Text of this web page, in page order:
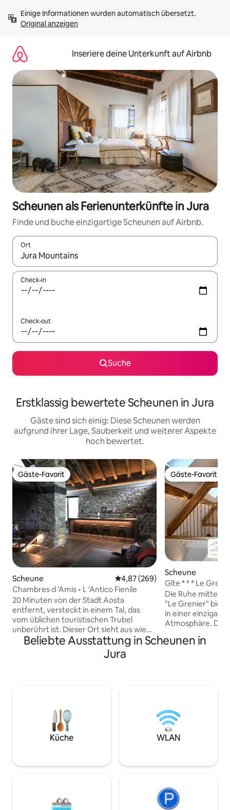
Inhalten
springenOriginal anzeigen
Inseriere deine Unterkunft auf Airbnb
Scheunen als Ferienunterkünfte in Jura
Finde und buche einzigartige Scheunen auf Airbnb.
Ort
Wenn Ergebnisse verfügbar sind, navigiere mit den
Check-in
Check-out
Suche
Erstklassig bewertete Scheunen in Jura
Gäste sind sich einig: Diese Scheunen werden
aufgrund ihrer Lage, Sauberkeit und weiterer Aspekte
hoch bewertet.
Gäste-Favorit
Gäste-Favorit
Scheune Durchschnittliche Bewertung:
4,87 (269)
Chambres d 'Amis • L 'Antico Fienile
20 Minuten von der Stadt Aosta
entfernt, versteckt in einem Tal, das
vom üblichen touristischen Trubel
unberührt ist. Dieser Ort sieht aus wie
kein anderer und ist über eine kleine
Straße durch den Wald, der von
Hirschen, Rehen, Füchsen und
- einem Designer, der an die Achtung
von Zeit und Geschichte glaubt - wieder
zu neuem Leben erweckt wurde, ist
heute zu einem Unterschlupf
Gäste-Favorit
Gäste-Favorit
Scheune
Gîte * * * Le
Die Ruhe mitten
"Le Grenier"
in einer
Atmosphäre. Das Haus ist als "möblierte
und bietet Ihnen
Schlafzimmer, 1
Einzelbetten -
Verfügung -
Prime Video -
Beliebte Ausstattung in Scheunen in
Jura
Küche WLAN